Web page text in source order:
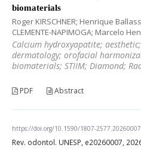
biomaterials
Roger KIRSCHNER; Henrique
CLEMENTE-NAPIMOGA; Marcelo
Calcium hydroxyapatite;
dermatology; orofacial
biomaterials; STIIM; Diamond;
PDF Abstract
https://doi.org/10.1590/1807-2577.20260007
Rev. odontol. UNESP, e20260007,